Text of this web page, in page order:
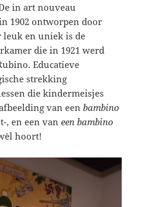
in art nouveau
1902 ontworpen door
leuk en uniek is de
die in 1921 werd
Educatieve
strekking
die kindermeisjes
van eenbambino
, en een vaneen bambino
hoort!